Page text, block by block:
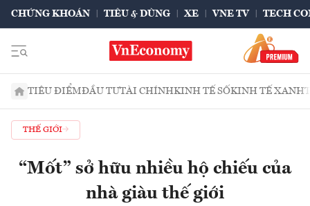
CHỨNG KHOÁN TIÊU & DÙNG XE VNE TV TECH
TIÊU ĐIỂMĐẦU TƯTÀI CHÍNHKINH TẾ SỐKINH TẾ XANH
THẾ GIỚI
“Mốt” sở hữu nhiều hộ chiếu của
nhà giàu thế giới